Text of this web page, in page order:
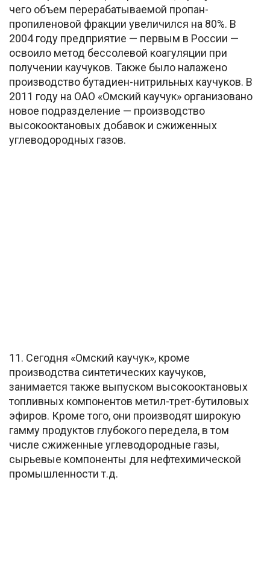
чего объем перерабатываемой пропан-
пропиленовой фракции увеличился на 80%. В
2004 году предприятие — первым в России —
освоило метод бессолевой коагуляции при
получении каучуков. Также было налажено
производство бутадиен-нитрильных каучуков. В
2011 году на ОАО «Омский каучук» организовано
новое подразделение — производство
высокооктановых добавок и сжиженных
углеводородных газов.
11. Сегодня «Омский каучук», кроме
производства синтетических каучуков,
занимается также выпуском высокооктановых
топливных компонентов метил-трет-бутиловых
эфиров. Кроме того, они производят широкую
гамму продуктов глубокого передела, в том
числе сжиженные углеводородные газы,
сырьевые компоненты для нефтехимической
промышленности т.д.